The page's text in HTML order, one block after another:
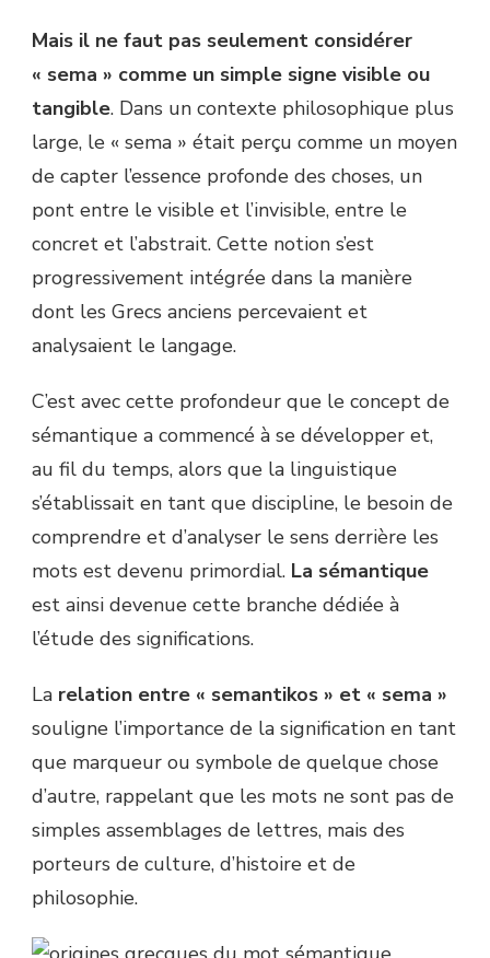
Mais il ne faut pas seulement considérer
« sema » comme un simple signe visible ou
tangible. Dans un contexte philosophique plus
large, le « sema » était perçu comme un moyen
de capter l’essence profonde des choses, un
pont entre le visible et l’invisible, entre le
concret et l’abstrait. Cette notion s’est
progressivement intégrée dans la manière
dont les Grecs anciens percevaient et
analysaient le langage.
C’est avec cette profondeur que le concept de
sémantique a commencé à se développer et,
au fil du temps, alors que la linguistique
s’établissait en tant que discipline, le besoin de
comprendre et d’analyser le sens derrière les
mots est devenu primordial. La sémantique
est ainsi devenue cette branche dédiée à
l’étude des significations.
La relation entre « semantikos » et « sema »
souligne l’importance de la signification en tant
que marqueur ou symbole de quelque chose
d’autre, rappelant que les mots ne sont pas de
simples assemblages de lettres, mais des
porteurs de culture, d’histoire et de
philosophie.